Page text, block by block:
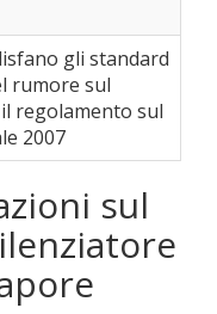
gli standard
rumore sul
regolamento sul
2007
sul